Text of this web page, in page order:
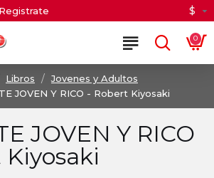
Registrate $
0
Libros
Jovenes y Adultos
JOVEN Y RICO - Robert Kiyosaki
JOVEN Y RICO